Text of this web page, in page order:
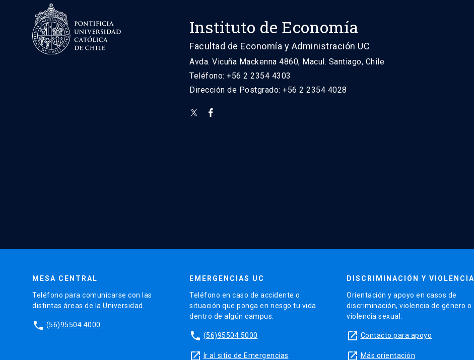
Instituto de Economía
Facultad de Economía y Administración UC
Avda. Vicuña Mackenna 4860, Macul. Santiago, Chile
Teléfono: +56 2 2354 4303
Dirección de Postgrado: +56 2 2354 4028
MESA CENTRAL
Teléfono para comunicarse con las
distintas áreas de la Universidad.
phone (56)95504 4000
EMERGENCIAS UC
Teléfono en caso de accidente o
situación que ponga en riesgo tu vida
dentro de algún campus.
phone (56)95504 5000
launch Ir al sitio de Emergencias
DISCRIMINACIÓN Y VIOLENCIA
Orientación y apoyo en casos de
discriminación, violencia de género o
violencia sexual.
launch Contacto para apoyo
launch Más orientación